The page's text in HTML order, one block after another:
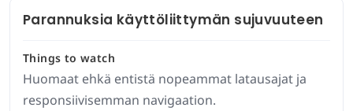
Parannuksia käyttöliittymän sujuvuuteen
Things to watch
Huomaat ehkä entistä nopeammat latausajat ja
responsiivisemman navigaation.